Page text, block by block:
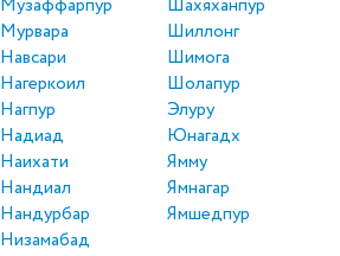
Музаффарпур
Мурвара
Навсари
Нагеркоил
Нагпур
Надиад
Наихати
Нандиал
Нандурбар
Низамабад
Шахяханпур
Шиллонг
Шимога
Шолапур
Элуру
Юнагадх
Ямму
Ямнагар
Ямшедпур